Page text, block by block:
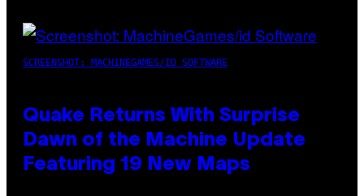
SCREENSHOT: MACHINEGAMES/ID SOFTWARE
Quake Returns With Surprise
Dawn of the Machine Update
Featuring 19 New Maps